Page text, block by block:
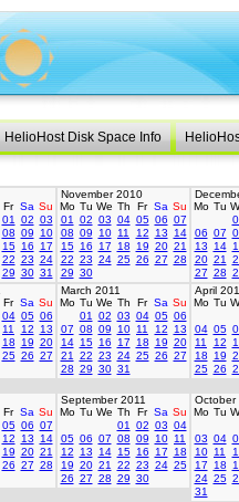
HelioHost Disk Space Info
Fr Sa Su
01
02 03
08 09
10
15 16
17
22 23 24
29 30 31
November 2010
Mo Tu We Th Fr Sa Su
01
02 03 04 05 06 07
08 09 10 11 12 13
14
15 16 17 18 19 20 21
22 23 24 25 26 27 28
29 30
Mo Tu
06 07
13
14
20 21
27 28
Fr Sa Su
04 05 06
11 12
13
18 19 20
25 26 27
March 2011
Mo Tu We Th Fr Sa Su
01
02 03 04 05 06
07 08 09 10 11 12
13
14 15 16 17 18 19 20
21
22 23 24 25 26 27
28 29 30 31
April
Mo Tu
04 05
11
12
18
19
25 26
Fr Sa Su
05 06 07
12 13
14
19 20 21
26 27 28
September 2011
Mo Tu We Th Fr Sa Su
01
02 03 04
05 06 07 08 09 10 11
12
13 14 15 16 17
18
19 20 21 22 23 24 25
26 27 28 29 30
October
Mo Tu
03 04
10 11
17
18
24 25
31